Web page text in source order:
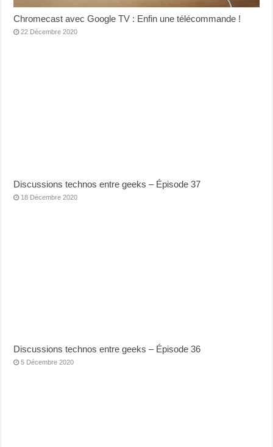
Chromecast avec Google TV : Enfin une télécommande !
22 Décembre 2020
Discussions technos entre geeks – Épisode 37
18 Décembre 2020
Discussions technos entre geeks – Épisode 36
5 Décembre 2020